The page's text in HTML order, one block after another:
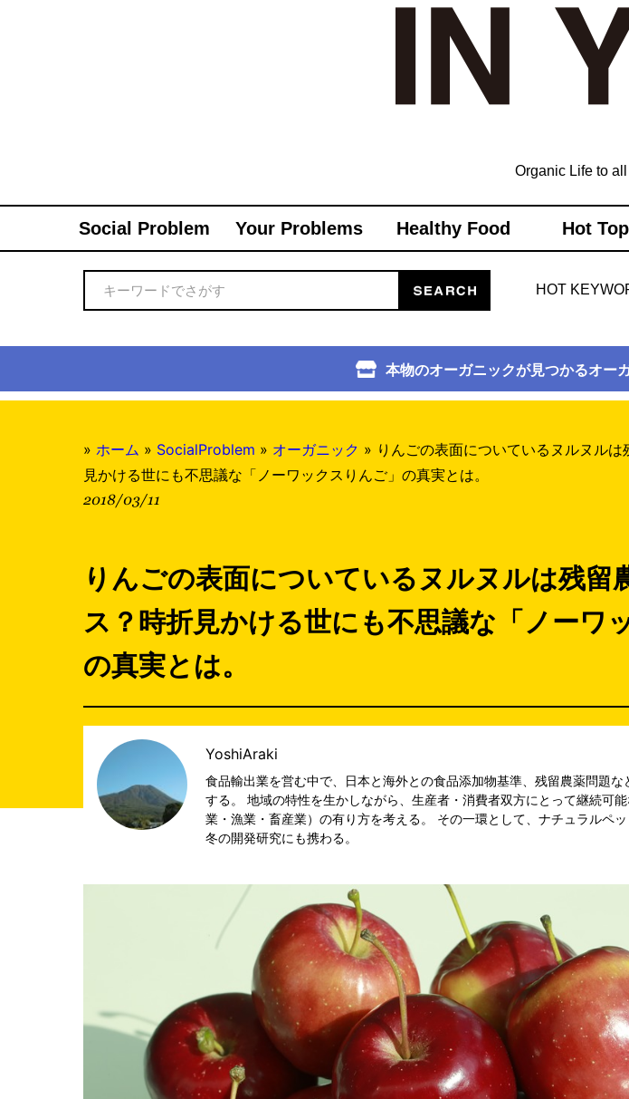
Organic Life to
Social Problem Your Problems Healthy Food Hot
HOT
本物のオーガニックが見つかるオ
» ホーム » SocialProblem » オーガニック » りんごの表面についているヌルヌル
見かける世にも不思議な「ノーワックスりんご」の真実とは。
2018/03/11
りんごの表面についているヌルヌルは残留
ス？時折見かける世にも不思議な「ノーワ
の真実とは。
YoshiAraki
食品輸出業を営む中で、日本と海外との食品添加物基準、残留農薬問題な
する。 地域の特性を生かしながら、生産者・消費者双方にとって継続可
業・漁業・畜産業）の有り方を考える。 その一環として、ナチュラルペ
冬の開発研究にも携わる。